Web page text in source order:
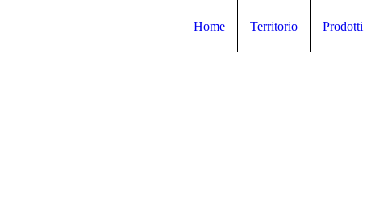
Home Territorio Prodotti